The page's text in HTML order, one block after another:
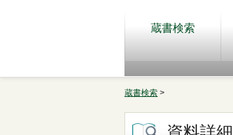
蔵書検索
蔵書検索 >